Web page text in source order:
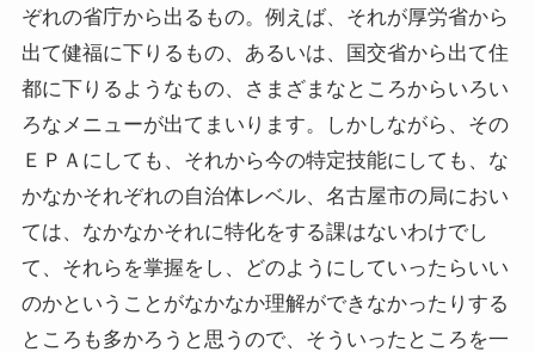
ぞれの省庁から出るもの。例えば、それが厚労省から
出て健福に下りるもの、あるいは、国交省から出て住
都に下りるようなもの、さまざまなところからいろい
ろなメニューが出てまいります。しかしながら、その
ＥＰＡにしても、それから今の特定技能にしても、な
かなかそれぞれの自治体レベル、名古屋市の局におい
ては、なかなかそれに特化をする課はないわけでし
て、それらを掌握をし、どのようにしていったらいい
のかということがなかなか理解ができなかったりする
ところも多かろうと思うので、そういったところを一